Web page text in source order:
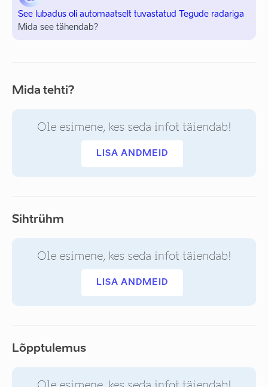
See lubadus oli automaatselt tuvastatud Tegude radariga
Mida see tähendab?
Mida tehti?
Ole esimene, kes seda infot täiendab!
LISA ANDMEID
Sihtrühm
Ole esimene, kes seda infot täiendab!
LISA ANDMEID
Lõpptulemus